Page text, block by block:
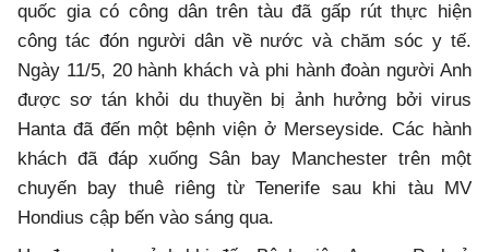
quốc gia có công dân trên tàu đã gấp rút thực hiện
công tác đón người dân về nước và chăm sóc y tế.
Ngày 11/5, 20 hành khách và phi hành đoàn người Anh
được sơ tán khỏi du thuyền bị ảnh hưởng bởi virus
Hanta đã đến một bệnh viện ở Merseyside. Các hành
khách đã đáp xuống Sân bay Manchester trên một
chuyến bay thuê riêng từ Tenerife sau khi tàu MV
Hondius cập bến vào sáng qua.